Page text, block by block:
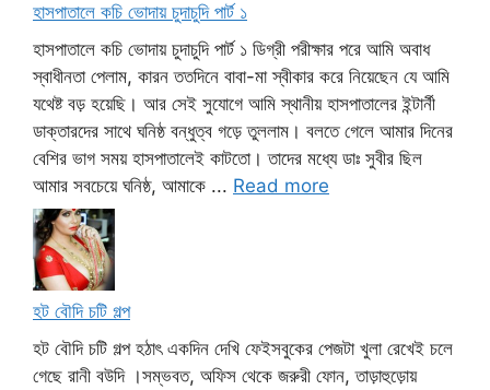
হাসপাতালে কচি ভোদায় চুদাচুদি পার্ট ১
হাসপাতালে কচি ভোদায় চুদাচুদি পার্ট ১ ডিগ্রী পরীক্ষার পরে আমি অবাধ
স্বাধীনতা পেলাম, কারন ততদিনে বাবা-মা স্বীকার করে নিয়েছেন যে আমি
যথেষ্ট বড় হয়েছি। আর সেই সুযোগে আমি স্থানীয় হাসপাতালের ইন্টার্নী
ডাক্তারদের সাথে ঘনিষ্ঠ বন্ধুত্ব গড়ে তুললাম। বলতে গেলে আমার দিনের
বেশির ভাগ সময় হাসপাতালেই কাটতো। তাদের মধ্যে ডাঃ সুবীর ছিল
আমার সবচেয়ে ঘনিষ্ঠ, আমাকে ... Read more
হট বৌদি চটি গল্প
হট বৌদি চটি গল্প হঠাৎ একদিন দেখি ফেইসবুকের পেজটা খুলা রেখেই চলে
গেছে রানী বউদি ।সম্ভবত, অফিস থেকে জরুরী ফোন, তাড়াহুড়োয়